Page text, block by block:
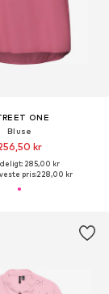
ONE
Bluse
kr
285,00 kr
pris:228,00 kr